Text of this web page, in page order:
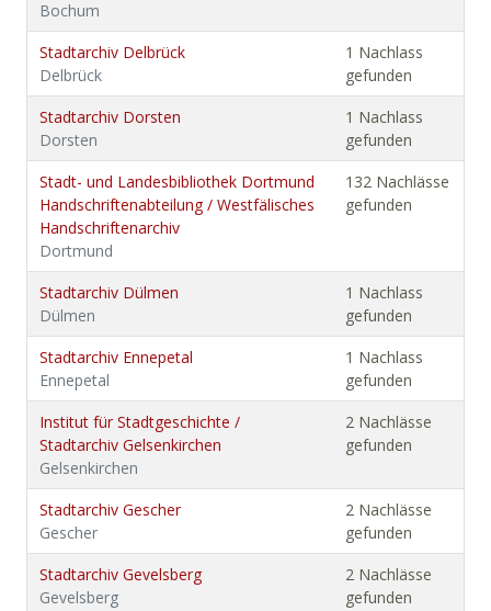
Bochum
Stadtarchiv Delbrück
Delbrück
1 Nachlass
gefunden
Stadtarchiv Dorsten
Dorsten
1 Nachlass
gefunden
Stadt- und Landesbibliothek Dortmund
Handschriftenabteilung / Westfälisches
Handschriftenarchiv
Dortmund
132 Nachlässe
gefunden
Stadtarchiv Dülmen
Dülmen
1 Nachlass
gefunden
Stadtarchiv Ennepetal
Ennepetal
1 Nachlass
gefunden
Institut für Stadtgeschichte /
Stadtarchiv Gelsenkirchen
Gelsenkirchen
2 Nachlässe
gefunden
Stadtarchiv Gescher
Gescher
2 Nachlässe
gefunden
Stadtarchiv Gevelsberg
Gevelsberg
2 Nachlässe
gefunden